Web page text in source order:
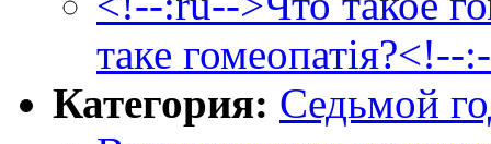
таке гомеопатія?<!--
Категория: Седьмой